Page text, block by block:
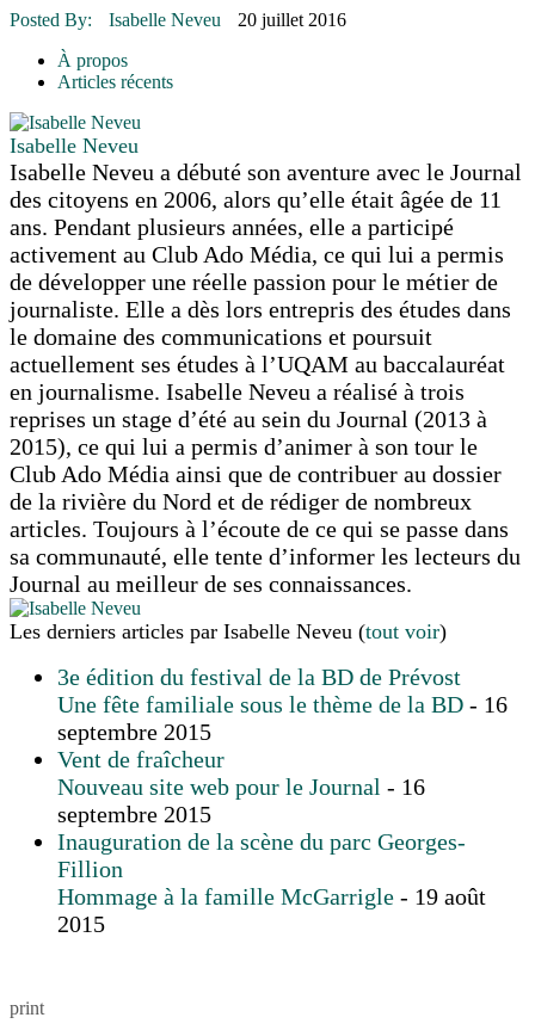
16 juillet 2026 | CULTURE
16 juillet 2026
16 juillet 2026
16 juillet 2026 |
Posted By: Isabelle Neveu
20 juillet 2016
À propos
Articles récents
Isabelle Neveu
Isabelle Neveu a débuté son aventure avec le Journal
des citoyens en 2006, alors qu’elle était âgée de 11
ans. Pendant plusieurs années, elle a participé
activement au Club Ado Média, ce qui lui a permis
de développer une réelle passion pour le métier de
journaliste. Elle a dès lors entrepris des études dans
le domaine des communications et poursuit
actuellement ses études à l’UQAM au baccalauréat
en journalisme. Isabelle Neveu a réalisé à trois
reprises un stage d’été au sein du Journal (2013 à
2015), ce qui lui a permis d’animer à son tour le
Club Ado Média ainsi que de contribuer au dossier
de la rivière du Nord et de rédiger de nombreux
articles. Toujours à l’écoute de ce qui se passe dans
sa communauté, elle tente d’informer les lecteurs du
Journal au meilleur de ses connaissances.
Les derniers articles par Isabelle Neveu (tout voir)
3e édition du festival de la BD de Prévost
Une fête familiale sous le thème de la BD - 16
septembre 2015
Vent de fraîcheur
Nouveau site web pour le Journal - 16
septembre 2015
Inauguration de la scène du parc Georges-
Fillion
Hommage à la famille McGarrigle - 19 août
2015
print